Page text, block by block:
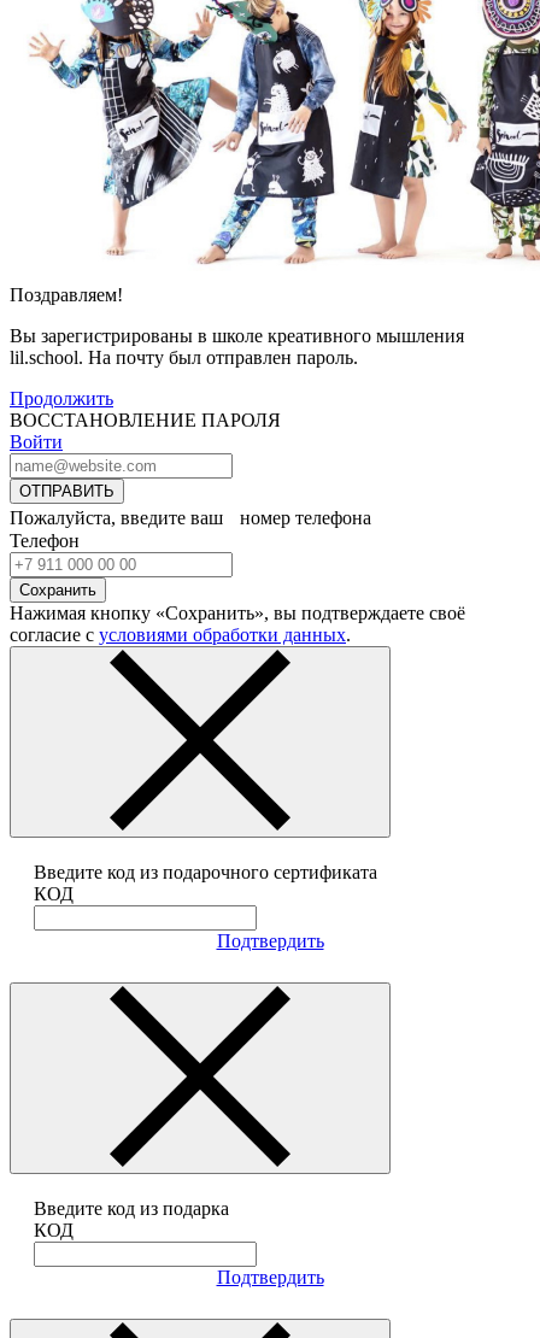
Поздравляем!
Вы зарегистрированы в школе креативного мышления
lil.school. На почту был отправлен пароль.
Продолжить
ВОССТАНОВЛЕНИЕ ПАРОЛЯ
Войти
ОТПРАВИТЬ
Пожалуйста, введите ваш номер телефона
Телефон
Сохранить
Нажимая кнопку «Сохранить», вы подтверждаете своё
согласие с условиями обработки данных.
Введите код из подарочного сертификата
КОД
Подтвердить
Введите код из подарка
КОД
Подтвердить